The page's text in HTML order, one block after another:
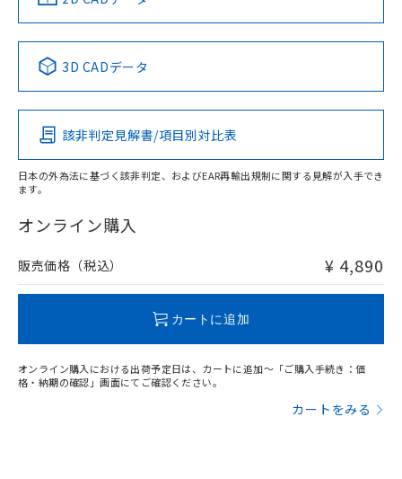
Pb Hg Cd Cr(VI)
O
在庫等で未対応品が混在する可能性があります。
問い合わせください。
No No No No
この製品の規格認証/適合状況ページへ
その他の認証はこちらのページからご検索ください
3D CADデータ
該非判定見解書/項目別対比表
日本の外為法に基づく該非判定、およびEAR再輸出規制に関する見解が入手でき
ます。
オンライン購入
販売価格（税込） ¥ 4,890
カートに追加
オンライン購入における出荷予定日は、カートに追加～「ご購入手続き：価
格・納期の確認」画面にてご確認ください。
カートをみる